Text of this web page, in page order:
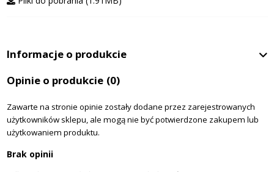
Informacje o produkcie
Opinie o produkcie (0)
Zawarte na stronie opinie zostały dodane przez zarejestrowanych
użytkowników sklepu, ale mogą nie być potwierdzone zakupem lub
użytkowaniem produktu.
Brak opinii